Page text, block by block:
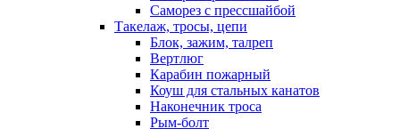
Саморез с прессшайбой
Такелаж, тросы, цепи
Блок, зажим, талреп
Вертлюг
Карабин пожарный
Коуш для стальных канатов
Наконечник троса
Рым-болт